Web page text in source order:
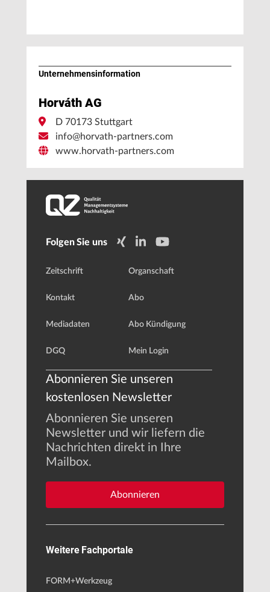
Unternehmens­information
Horváth AG
D 70173 Stuttgart
info@horvath-partners.com
www.horvath-partners.com
Folgen Sie uns
Zeitschrift
Kontakt
Mediadaten
DGQ
Organschaft
Abo
Abo Kündigung
Mein Login
Abonnieren Sie unseren
kostenlosen Newsletter
Abonnieren Sie unseren
Newsletter und wir liefern die
Nachrichten direkt in Ihre
Mailbox.
Abonnieren
Weitere Fachportale
FORM+Werkzeug